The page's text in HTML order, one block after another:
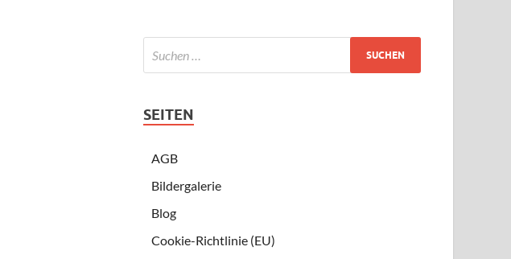
SEITEN
AGB
Bildergalerie
Blog
Cookie-Richtlinie (EU)